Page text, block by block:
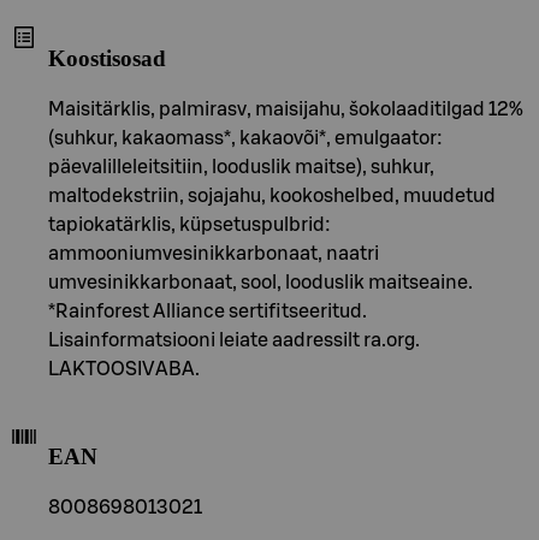
Koostisosad
Maisitärklis, palmirasv, maisijahu, šokolaaditilgad 12%
(suhkur, kakaomass*, kakaovõi*, emulgaator:
päevalilleleitsitiin, looduslik maitse), suhkur,
maltodekstriin, sojajahu, kookoshelbed, muudetud
tapiokatärklis, küpsetuspulbrid:
ammooniumvesinikkarbonaat, naatri
umvesinikkarbonaat, sool, looduslik maitseaine.
*Rainforest Alliance sertifitseeritud.
Lisainformatsiooni leiate aadressilt ra.org.
LAKTOOSIVABA.
EAN
8008698013021